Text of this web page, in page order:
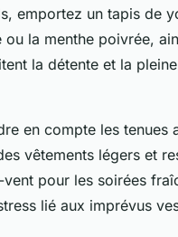
emportez un tapis de
la menthe poivrée,
la détente et la
en compte les tenues
vêtements légers et
pour les soirées
lié aux imprévus